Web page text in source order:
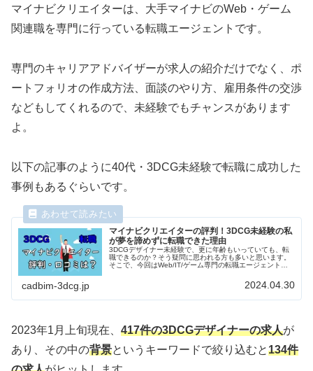
マイナビクリエイターは、大手マイナビのWeb・ゲーム
関連職を専門に行っている転職エージェントです。
専門のキャリアアドバイザーが求人の紹介だけでなく、ポ
ートフォリオの作成方法、面談のやり方、雇用条件の交渉
などもしてくれるので、未経験でもチャンスがあります
よ。
以下の記事のように40代・3DCG未経験で転職に成功した
事例もあるぐらいです。
マイナビクリエイターの評判！3DCG未経験の私
が夢を諦めずに転職できた理由
3DCGデザイナー未経験で、更に年齢もいっていても、転
職できるのか？そう疑問に思われる方も多いと思います。
そこで、今回はWeb/IT/ゲーム専門の転職エージェントで
らの転職事例をご紹介します。面接の準備、面接で聞かれ
cadbim-3dcg.jp 2024.04.30
2023年1月上旬現在、 417件の3DCGデザイナーの求人が
あり、その中の背景というキーワードで絞り込むと134件